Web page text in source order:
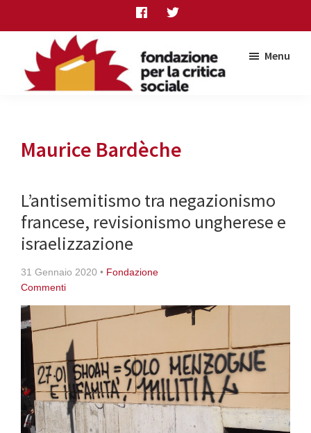
to
content
to
primary
sidebar
to
critica
sociale
Menu
Maurice Bardèche
L’antisemitismo tra negazionismo
francese, revisionismo ungherese e
israelizzazione
31 Gennaio 2020 • Fondazione
Commenti